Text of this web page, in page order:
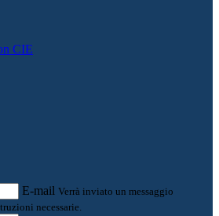
CIE
E-mail Verrà inviato un messaggio
necessarie.